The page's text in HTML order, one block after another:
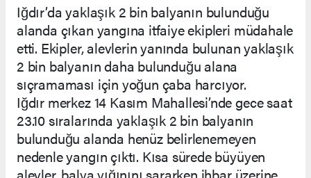
Iğdır’da yaklaşık 2 bin balyanın bulunduğu
alanda çıkan yangına itfaiye ekipleri müdahale
etti. Ekipler, alevlerin yanında bulunan yaklaşık
2 bin balyanın daha bulunduğu alana
sıçramaması için yoğun çaba harcıyor.
Iğdır merkez 14 Kasım Mahallesi’nde gece saat
23.10 sıralarında yaklaşık 2 bin balyanın
bulunduğu alanda henüz belirlenemeyen
nedenle yangın çıktı. Kısa sürede büyüyen
alevler, balya yığınını sararken ihbar üzerine